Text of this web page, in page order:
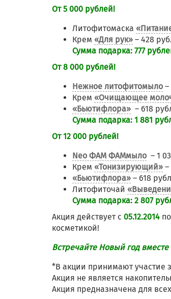
От 5 000 рублей!
Литофитомаска
Крем «Для рук» – 428
Сумма подарка: 777
От 8 000 рублей!
Нежное литофитомыло –
Крем «Очищающее
«Бьютифлора» – 618
Сумма подарка: 1 881
От 12 000 рублей!
Neo ФАМ ФАМмыло – 1
Крем «Тонизирующий» –
«Бьютифлора» – 618
Литофиточай
Сумма подарка: 2 807
Акция действует с 05.12.2014 по
косметикой!
Встречайте Новый год
*В акции принимают участие
Акция не является
Акция предназначена для